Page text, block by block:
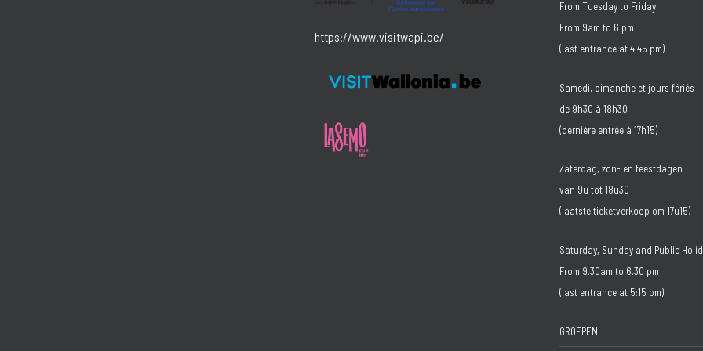
https://www.visitwapi.be/
From Tuesday to Friday
From 9am to 6 pm
(last entrance at 4.45 pm)
Samedi, dimanche et jours fériés
de 9h30 à 18h30
(dernière entrée à 17h15)
Zaterdag, zon- en feestdagen
van 9u tot 18u30
(laatste ticketverkoop om 17u15)
Saturday, Sunday and Public
From 9.30am to 6.30 pm
(last entrance at 5:15 pm)
GROEPEN